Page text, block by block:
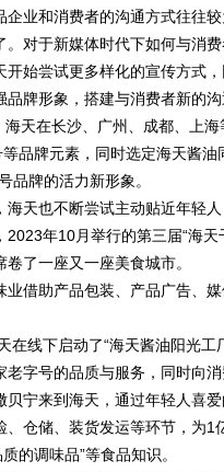
企业和消费者的沟通方式往往
。对于新媒体时代下如何与消
开始尝试更多样化的宣传方式
品牌形象，搭建与消费者新的
海天在长沙、广州、成都、上
品牌元素，同时选定海天酱
品牌的活力新形象。
海天也不断尝试主动贴近年轻
2023年10月举行的第三届“海
了一座又一座美食城市。
业借助产品包装、产品广告、
在线下启动了“海天酱油阳光
老字号的品质与服务，同时向
贝宁来到海天，通过年轻人喜
、仓储、装货发运等环节，为
的调味品”等食品知识。